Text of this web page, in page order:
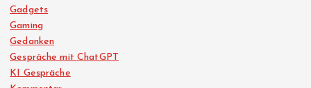
Gadgets
Gaming
Gedanken
Gespräche mit ChatGPT
KI Gespräche